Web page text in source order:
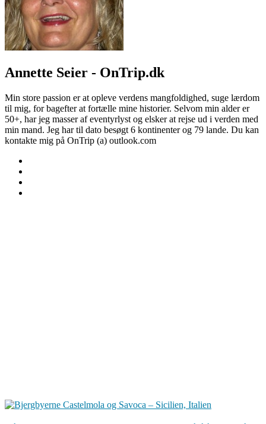
Annette Seier - OnTrip.dk
Min store passion er at opleve verdens mangfoldighed, suge lærdom
til mig, for bagefter at fortælle mine historier. Selvom min alder er
50+, har jeg masser af eventyrlyst og elsker at rejse ud i verden med
min mand. Jeg har til dato besøgt 6 kontinenter og 79 lande. Du kan
kontakte mig på OnTrip (a) outlook.com